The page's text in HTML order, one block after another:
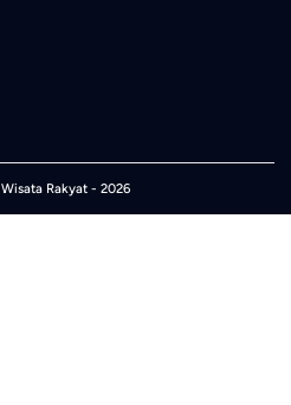
Wisata Rakyat- 2026